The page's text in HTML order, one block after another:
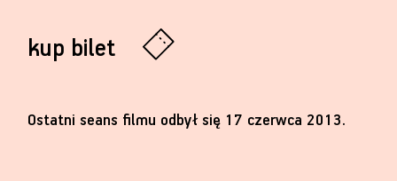
kup bilet
Ostatni seans filmu odbył się 17 czerwca 2013.